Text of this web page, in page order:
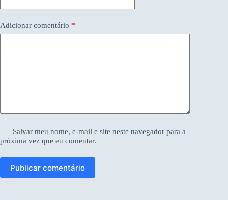
Adicionar comentário *
Salvar meu nome, e-mail e site neste navegador para a
próxima vez que eu comentar.
Publicar comentário